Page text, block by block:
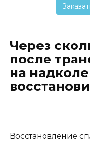
Через
после
на
Восстановление